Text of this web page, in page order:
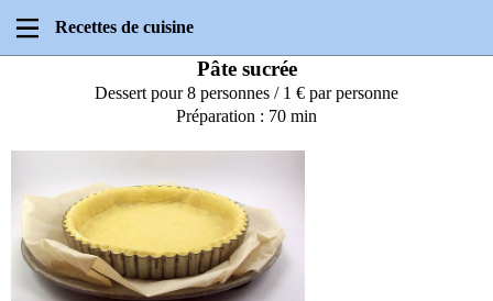
Recettes de cuisine
Pâte sucrée
Dessert pour 8 personnes / 1 € par personne
Préparation : 70 min